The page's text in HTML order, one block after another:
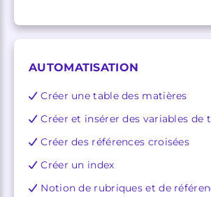
AUTOMATISATION
Créer une table des matières
Créer et insérer des variables de
Créer des références croisées
Créer un index
Notion de rubriques et de